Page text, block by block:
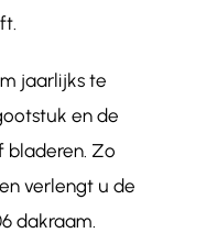
jaarlijks te
en de
bladeren. Zo
verlengt u de
dakraam.